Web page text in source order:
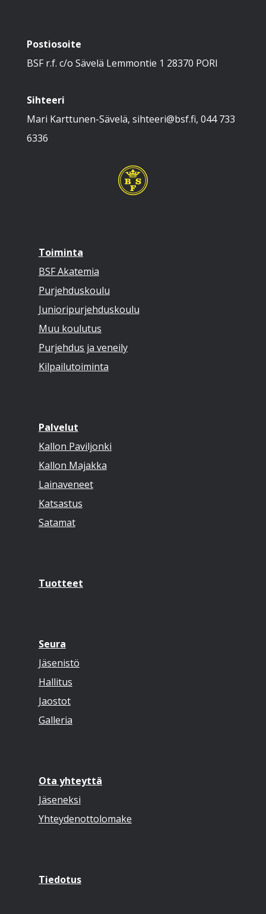
Postiosoite
BSF r.f. c/o Sävelä Lemmontie 1 28370 PORI
Sihteeri
Mari Karttunen-Sävelä, sihteeri@bsf.fi, 044 733
6336
Toiminta
BSF Akatemia
Purjehduskoulu
Junioripurjehduskoulu
Muu koulutus
Purjehdus ja veneily
Kilpailutoiminta
Palvelut
Kallon Paviljonki
Kallon Majakka
Lainaveneet
Katsastus
Satamat
Tuotteet
Seura
Jäsenistö
Hallitus
Jaostot
Galleria
Ota yhteyttä
Jäseneksi
Yhteydenottolomake
Tiedotus